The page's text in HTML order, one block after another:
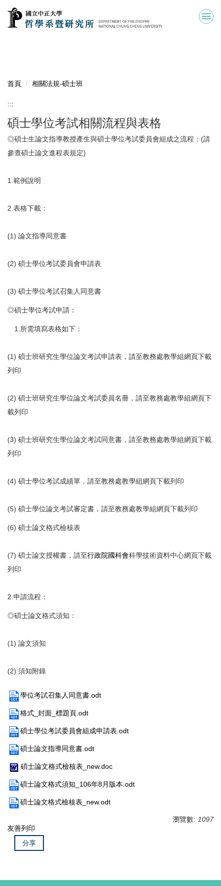
到
主
首頁
相關法規-碩士班
:::
碩士學位考試相關流程與表格
◎碩士生論文指導教授產生與碩士學位考試委員會組成之流程：(請
參查碩士論文進程表規定)
1.範例說明
2.表格下載：
(1) 論文指導同意書
(2) 碩士學位考試委員會申請表
(3) 碩士學位考試召集人同意書
◎碩士學位考試申請：
1.所需填寫表格如下：
(1) 碩士班研究生學位論文考試申請表，請至教務處教學組網頁下載
列印
(2) 碩士班研究生學位論文考試委員名冊，請至教務處教學組網頁下
載列印
(3) 碩士班研究生學位論文考試同意書，請至教務處教學組網頁下載
列印
(4) 碩士學位考試成績單，請至教務處教學組網頁下載列印
(5) 碩士學位論文考試審定書，請至教務處教學組網頁下載列印
(6) 碩士論文格式檢核表
(7) 碩士論文授權書，請至行政院國科會科學技術資料中心網頁下載
列印
2.申請流程：
◎碩士論文格式須知：
(1) 論文須知
(2) 須知附錄
學位考試召集人同意書.odt
格式_封面_標題頁.odt
碩士學位考試委員會組成申請表.odt
碩士論文指導同意書.odt
碩士論文格式檢核表_new.doc
碩士論文格式須知_106年8月版本.odt
碩士論文格式檢核表_new.odt
瀏覽數: 1097
友善列印
分享